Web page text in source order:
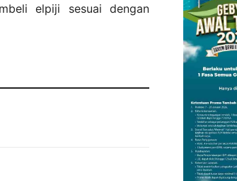
elpiji sesuai dengan